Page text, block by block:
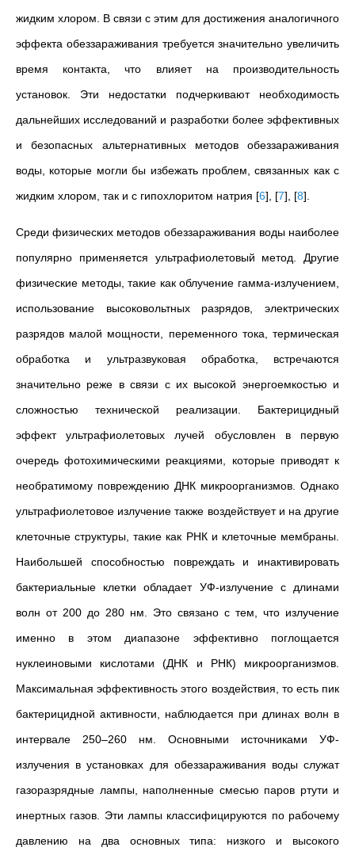
жидким хлором. В связи с этим для достижения аналогичного
эффекта обеззараживания требуется значительно увеличить
время контакта, что влияет на производительность
установок. Эти недостатки подчеркивают необходимость
дальнейших исследований и разработки более эффективных
и безопасных альтернативных методов обеззараживания
воды, которые могли бы избежать проблем, связанных как с
жидким хлором, так и с гипохлоритом натрия [6] [7] [8]
Среди физических методов обеззараживания воды наиболее
популярно применяется ультрафиолетовый метод. Другие
физические методы, такие как облучение гамма-излучением,
использование высоковольтных разрядов, электрических
разрядов малой мощности, переменного тока, термическая
обработка и ультразвуковая обработка, встречаются
значительно реже в связи с их высокой энергоемкостью и
сложностью технической реализации. Бактерицидный
эффект ультрафиолетовых лучей обусловлен в первую
очередь фотохимическими реакциями, которые приводят к
необратимому повреждению ДНК микроорганизмов. Однако
ультрафиолетовое излучение также воздействует и на другие
клеточные структуры, такие как РНК и клеточные мембраны.
Наибольшей способностью повреждать и инактивировать
бактериальные клетки обладает УФ-излучение с длинами
волн от 200 до 280 нм. Это связано с тем, что излучение
именно в этом диапазоне эффективно поглощается
нуклеиновыми кислотами (ДНК и РНК) микроорганизмов.
Максимальная эффективность этого воздействия, то есть пик
бактерицидной активности, наблюдается при длинах волн в
интервале 250–260 нм. Основными источниками УФ-
излучения в установках для обеззараживания воды служат
газоразрядные лампы, наполненные смесью паров ртути и
инертных газов. Эти лампы классифицируются по рабочему
давлению на два основных типа: низкого и высокого